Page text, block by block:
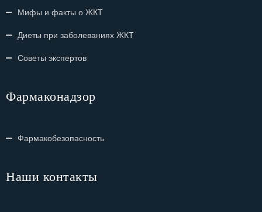
Мифы и факты о ЖКТ
Диеты при заболеваниях ЖКТ
Советы экспертов
Фармаконадзор
Фармакобезопасность
Наши контакты